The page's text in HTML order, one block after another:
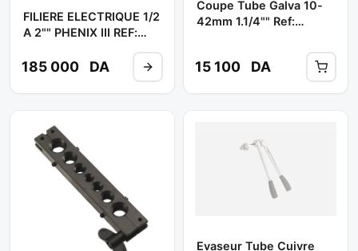
FILIERE ELECTRIQUE 1/2
A 2"" PHENIX III REF:
185 000 DA
Coupe Tube Galva 10-
42mm 1.1/4"" Ref:
15 100 DA
Evaseur Tube Cuivre